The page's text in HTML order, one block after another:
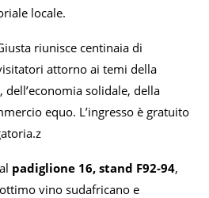
locale.
riunisce centinaia di
attorno ai temi della
solidale, della
equo. L’ingresso è gratuito
padiglione 16, stand F92-94,
vino sudafricano e